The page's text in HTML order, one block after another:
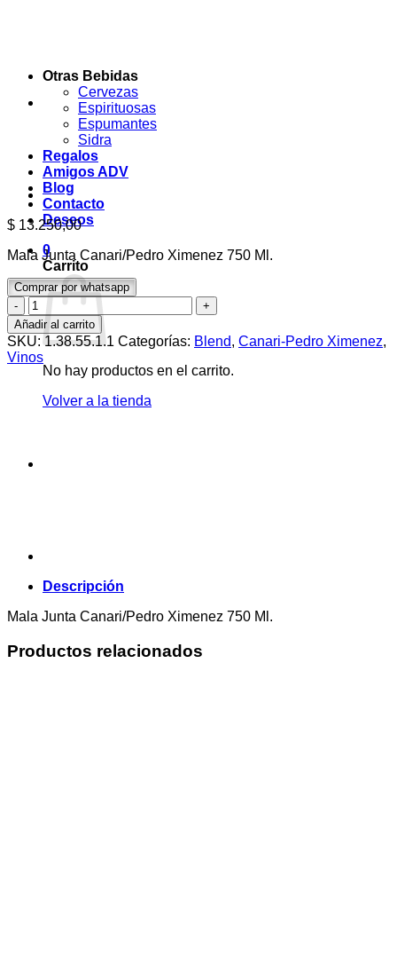
Otras Bebidas
Cervezas
Espirituosas
Espumantes
Sidra
Regalos
Amigos ADV
Blog
Contacto
Deseos
0
Carrito
No hay productos en el carrito.
Volver a la tienda
$ 13.250,00
Mala Junta Canari/Pedro Ximenez 750 Ml.
Comprar por whatsapp
Mala
Junta
Canari/Pedro
Ximenez
750
cantidad
Añadir al carrito
SKU:1.38.55.1.1 Categorías: Blend, Canari-Pedro Ximenez,
Vinos
Descripción
Mala Junta Canari/Pedro Ximenez 750 Ml.
Productos relacionados